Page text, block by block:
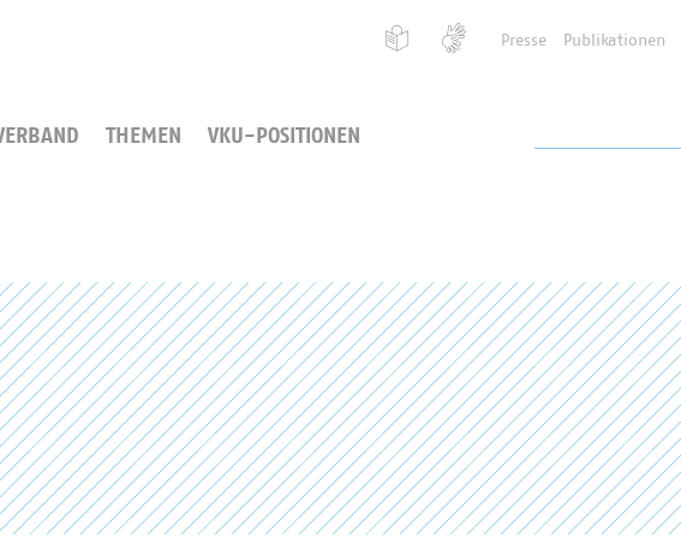
Presse Publikationen
THEMEN VKU-POSITIONEN